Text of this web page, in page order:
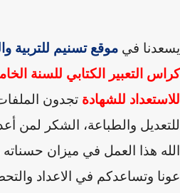
فيموقع تسنيم للتربية
التعبير الكتابي للسنة
للشهادةتجدون
والطباعة، الشكر لمن أعده
هذا العمل في ميزان حسناتهمع
وتساعدكم في الاعداد